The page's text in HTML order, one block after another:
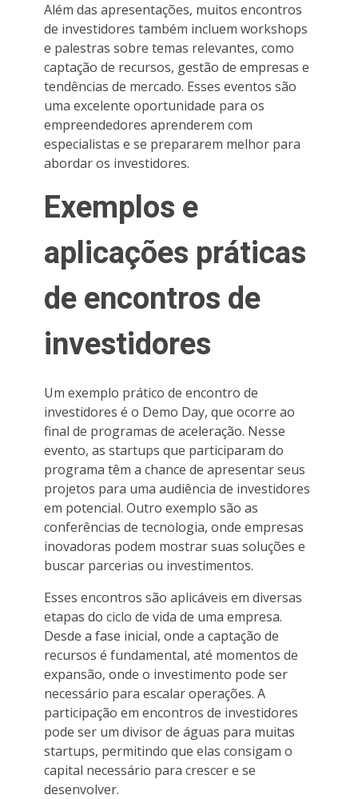
Além das apresentações, muitos encontros
de investidores também incluem workshops
e palestras sobre temas relevantes, como
captação de recursos, gestão de empresas e
tendências de mercado. Esses eventos são
uma excelente oportunidade para os
empreendedores aprenderem com
especialistas e se prepararem melhor para
abordar os investidores.
Exemplos e
aplicações práticas
de encontros de
investidores
Um exemplo prático de encontro de
investidores é o Demo Day, que ocorre ao
final de programas de aceleração. Nesse
evento, as startups que participaram do
programa têm a chance de apresentar seus
projetos para uma audiência de investidores
em potencial. Outro exemplo são as
conferências de tecnologia, onde empresas
inovadoras podem mostrar suas soluções e
buscar parcerias ou investimentos.
Esses encontros são aplicáveis em diversas
etapas do ciclo de vida de uma empresa.
Desde a fase inicial, onde a captação de
recursos é fundamental, até momentos de
expansão, onde o investimento pode ser
necessário para escalar operações. A
participação em encontros de investidores
pode ser um divisor de águas para muitas
startups, permitindo que elas consigam o
capital necessário para crescer e se
desenvolver.